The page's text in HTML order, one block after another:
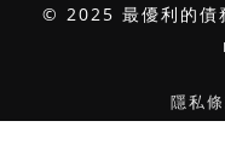
© 2025 最優利的
隱私